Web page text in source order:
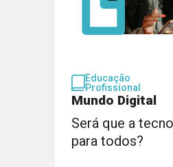
Educação
Profissional
Mundo Digital
Será que a
para todos?